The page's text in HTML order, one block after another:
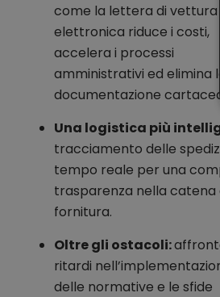
come la lettera di vettura
elettronica riduce i costi,
accelera i processi
amministrativi ed elimina la
documentazione cartacea.
Una logistica più
tracciamento delle
tempo reale per una
trasparenza nella catena
fornitura.
Oltre gli ostacoli:
ritardi
delle normative e le sfide